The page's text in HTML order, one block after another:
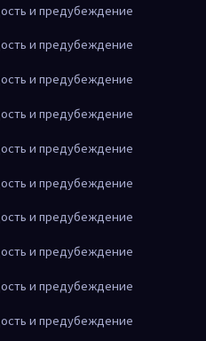
и предубеждение
и предубеждение
и предубеждение
и предубеждение
и предубеждение
и предубеждение
и предубеждение
и предубеждение
и предубеждение
и предубеждение